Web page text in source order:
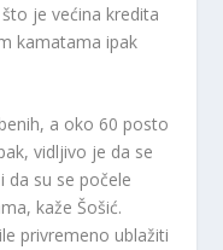
je većina kredita
kamatama ipak
a oko 60 posto
vidljivo je da se
da su se počele
kaže Šošić.
privremeno ublažiti